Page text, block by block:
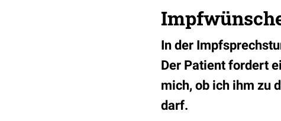
In der
Der Patient fordert
mich, ob ich ihm zu
darf.